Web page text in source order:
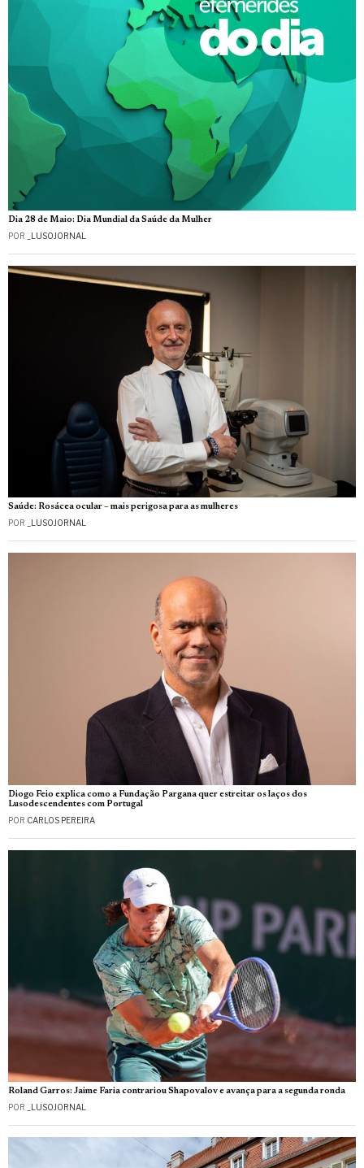
Dia 28 de Maio: Dia Mundial da Saúde da Mulher
POR _LUSOJORNAL
Saúde: Rosácea ocular – mais perigosa para as mulheres
POR _LUSOJORNAL
Diogo Feio explica como a Fundação Pargana quer estreitar os laços dos
Lusodescendentes com Portugal
POR CARLOS PEREIRA
Roland Garros: Jaime Faria contrariou Shapovalov e avança para a segunda ronda
POR _LUSOJORNAL